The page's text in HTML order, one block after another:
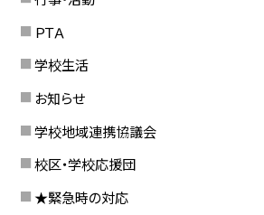
ＰＴＡ
学校生活
お知らせ
学校地域連携協議会
校区・学校応援団
★緊急時の対応